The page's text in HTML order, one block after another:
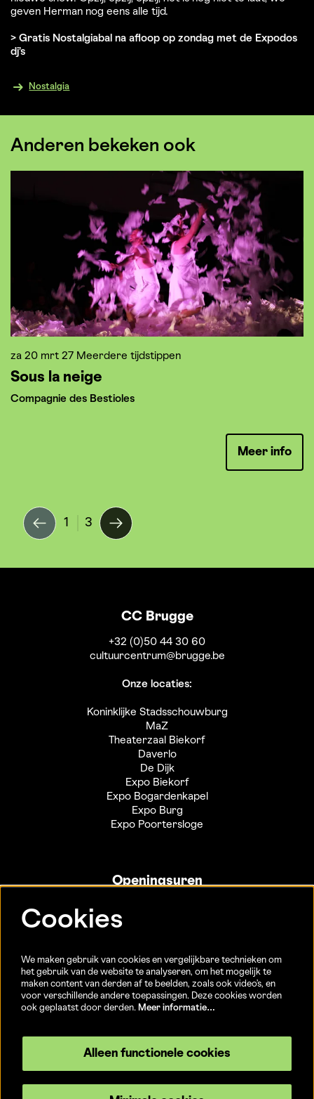
geven Herman nog eens alle tijd.
> Gratis Nostalgiabal na afloop op zondag met de Expodos
dj’s
Nostalgia
Anderen bekeken ook
Sous la neige
Compagnie des Bestioles
za 20 mrt 27 Meerdere tijdstippen
Meer info
1 3
CC Brugge
+32 (0)50 44 30 60
cultuurcentrum@brugge.be
Onze locaties:
Koninklijke Stadsschouwburg
MaZ
Theaterzaal Biekorf
Daverlo
De Dijk
Expo Biekorf
Expo Bogardenkapel
Expo Burg
Expo Poortersloge
Openingsuren
Sint-Jakobsstraat 20
15/08)
Cookies
We maken gebruik van cookies en vergelijkbare technieken om
het gebruik van de website te analyseren, om het mogelijk te
maken content van derden af te beelden, zoals ook video’s, en
voor verschillende andere toepassingen. Deze cookies worden
ook geplaatst door derden. Meer informatie…
Alleen functionele cookies